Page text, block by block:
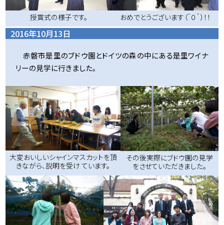
授賞式の様子です。 おめでとうございます（＾０＾）！！
2016年10月13日
赤磐市是里のブドウ園とドイツの森の中にある是里ワイナ
リーの見学に行きました。
大変おいしいシャインマスカットを頂
きながら、説明を受け ています。
その後実際にブドウ園の見学
をさせていただきました。